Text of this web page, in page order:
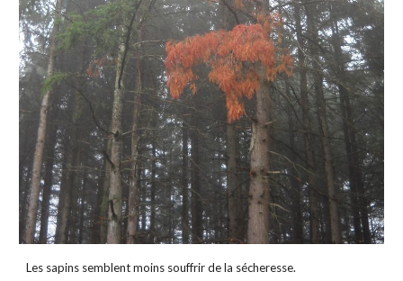
Les sapins semblent moins souffrir de la sécheresse.